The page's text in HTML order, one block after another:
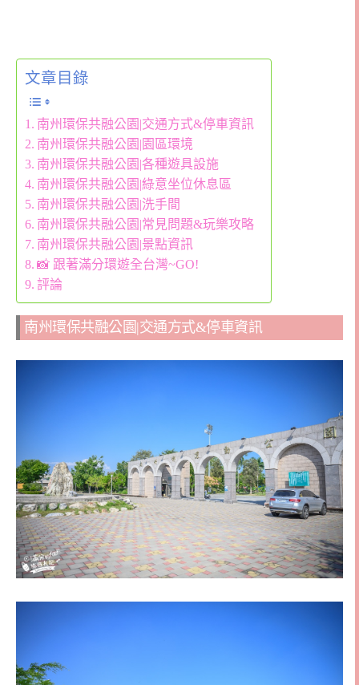
文章目錄
南州環保共融公園|交通方式&停車資訊
南州環保共融公園|園區環境
南州環保共融公園|各種遊具設施
南州環保共融公園|綠意坐位休息區
南州環保共融公園|洗手間
南州環保共融公園|常見問題&玩樂攻略
南州環保共融公園|景點資訊
📸 跟著滿分環遊全台灣~GO!
評論
南州環保共融公園|交通方式&停車資訊